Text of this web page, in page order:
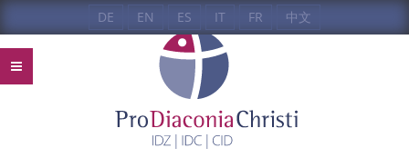
DE EN ES IT FR 中文